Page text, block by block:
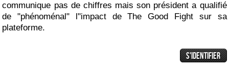
communique pas de chiffres mais son président a qualifié
de "phénoménal" l"impact de The Good Fight sur sa
plateforme.